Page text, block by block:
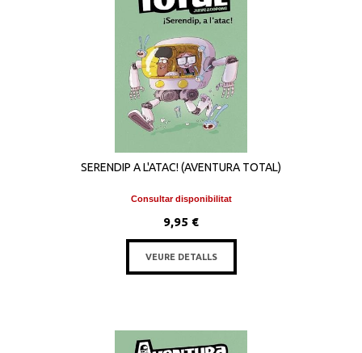
SERENDIP A L'ATAC! (AVENTURA TOTAL)
Consultar disponibilitat
9,95 €
VEURE DETALLS